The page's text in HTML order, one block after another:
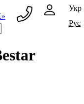
24 23
Укр
Рус